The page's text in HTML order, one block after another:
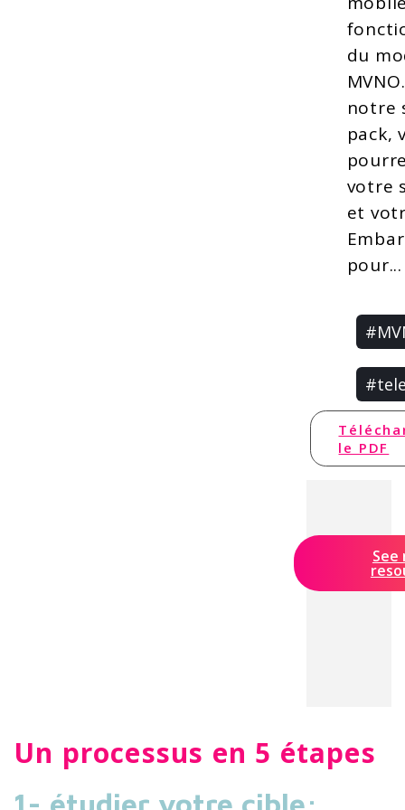
du
notre
pack,
votre
et
pour...
le PDF
See
Un processus en 5 étapes